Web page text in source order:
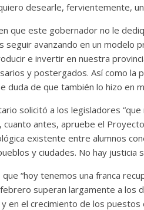
desearle, fervientemente,
que este gobernador no le
seguir avanzando en un
e invertir en nuestra
y postergados. Así como la
duda de que también lo hizo en
solicitó a los legisladores
cuanto antes, apruebe el
existente entre alumnos
y ciudades. No hay justicia
“hoy tenemos una franca
superan largamente a los
en el crecimiento de los